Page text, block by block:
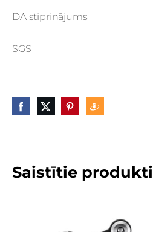
DA stiprinājums
SGS
Saistītie produkti